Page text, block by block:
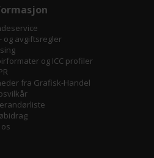
og avgiftsregler
og ICC profiler
fra Grafisk-Handel